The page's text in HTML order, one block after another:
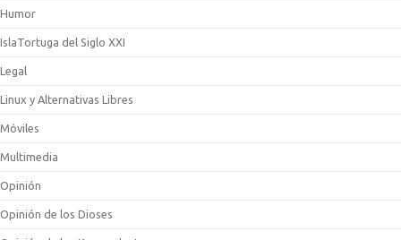
Humor
IslaTortuga del Siglo XXI
Legal
Linux y Alternativas Libres
Móviles
Multimedia
Opinión
Opinión de los Dioses